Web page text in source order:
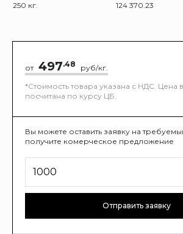
250 кг. 124 370.23
от 497.48
руб/кг.
*Стоимость товара указана с НДС. Цена
посчитана по курсу ЦБ.
Вы можете оставить заявку на
получите комерческое предложение
Отправить заявку